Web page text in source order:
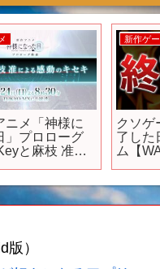
ニメ「神様に
」プロローグ
と麻枝 准に
新作ゲ
クソゲ
了した
ム【
）